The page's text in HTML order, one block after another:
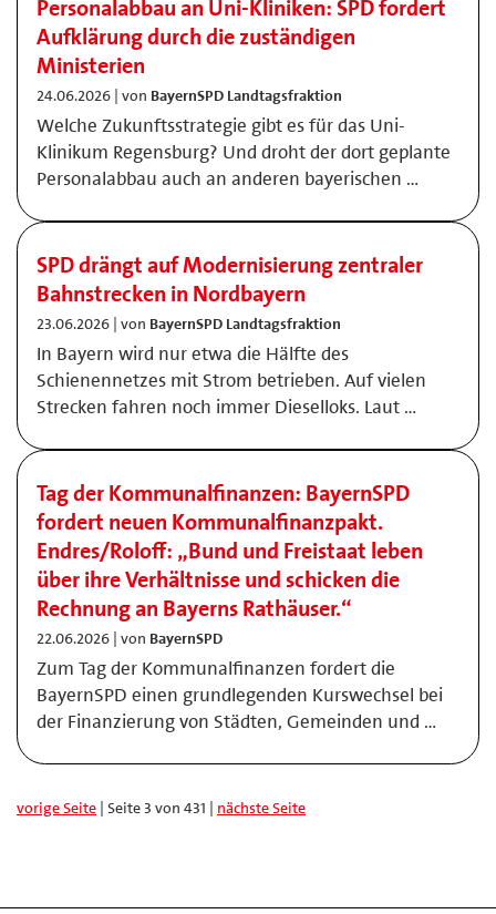
Personalabbau an Uni-Kliniken: SPD fordert
Aufklärung durch die zuständigen
Ministerien
24.06.2026 | von BayernSPD Landtagsfraktion
Welche Zukunftsstrategie gibt es für das Uni-
Klinikum Regensburg? Und droht der dort geplante
Personalabbau auch an anderen bayerischen …
SPD drängt auf Modernisierung zentraler
Bahnstrecken in Nordbayern
23.06.2026 | von BayernSPD Landtagsfraktion
In Bayern wird nur etwa die Hälfte des
Schienennetzes mit Strom betrieben. Auf vielen
Strecken fahren noch immer Dieselloks. Laut …
Tag der Kommunalfinanzen: BayernSPD
fordert neuen Kommunalfinanzpakt.
Endres/Roloff: „Bund und Freistaat leben
über ihre Verhältnisse und schicken die
Rechnung an Bayerns Rathäuser.“
22.06.2026 | von BayernSPD
Zum Tag der Kommunalfinanzen fordert die
BayernSPD einen grundlegenden Kurswechsel bei
der Finanzierung von Städten, Gemeinden und …
vorige Seite | Seite 3 von 431 | nächste Seite